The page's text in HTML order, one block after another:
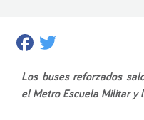
Facebook
Los buses reforzados
el Metro Escuela Militar y